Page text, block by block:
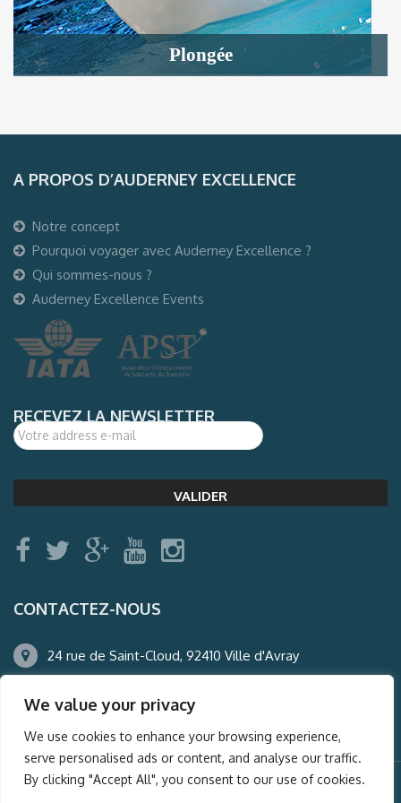
We value your privacy
We use cookies to enhance your browsing experience,
serve personalised ads or content, and analyse our traffic.
By clicking "Accept All", you consent to our use of cookies.
Plongée
A PROPOS D’AUDERNEY EXCELLENCE
Notre concept
Pourquoi voyager avec Auderney Excellence ?
Qui sommes-nous ?
Auderney Excellence Events
RECEVEZ LA NEWSLETTER
CONTACTEZ-NOUS
24 rue de Saint-Cloud, 92410 Ville d'Avray